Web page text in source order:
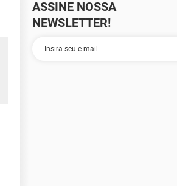
ASSINE NOSSA
NEWSLETTER!